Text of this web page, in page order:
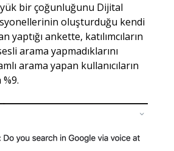
bir çoğunluğunu Dijital
oluşturduğu kendi
yaptığı ankette, katılımcıların
arama yapmadıklarını
arama yapan kullanıcıların